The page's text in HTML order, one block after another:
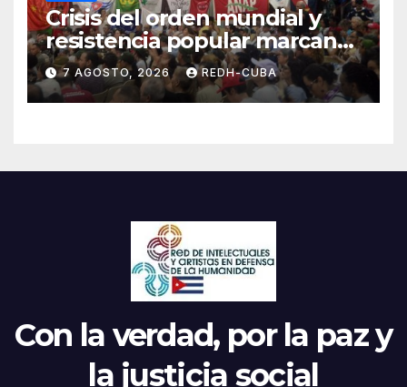
Crisis del orden mundial y
resistencia popular marcan
el inicio de la IV Asamblea
Continental de ALBA
Movimientos en Cuba
7 AGOSTO, 2026 REDH-CUBA
Con la verdad, por la paz y
la justicia social